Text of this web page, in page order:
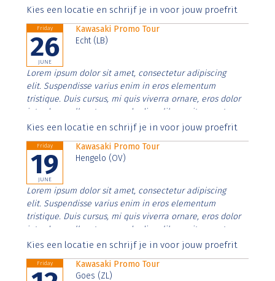
Aenean faucibus nibh et justo cursus id rutrum lorem
Kies een locatie en schrijf je in voor jouw proefrit
Friday
26
JUNE
Kawasaki Promo Tour
Echt (LB)
Lorem ipsum dolor sit amet, consectetur adipiscing
elit. Suspendisse varius enim in eros elementum
tristique. Duis cursus, mi quis viverra ornare, eros dolor
interdum nulla, ut commodo diam libero vitae erat.
Aenean faucibus nibh et justo cursus id rutrum lorem
Kies een locatie en schrijf je in voor jouw proefrit
Friday
19
JUNE
Kawasaki Promo Tour
Hengelo (OV)
Lorem ipsum dolor sit amet, consectetur adipiscing
elit. Suspendisse varius enim in eros elementum
tristique. Duis cursus, mi quis viverra ornare, eros dolor
interdum nulla, ut commodo diam libero vitae erat.
Aenean faucibus nibh et justo cursus id rutrum lorem
Kies een locatie en schrijf je in voor jouw proefrit
Friday
Kawasaki Promo Tour
Goes (ZL)